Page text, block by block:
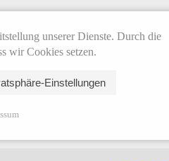
mehr nur nebeneinander
Disziplinen ergibt ein
unserer Dienste. Durch die
wir Cookies setzen.
Einstellungen